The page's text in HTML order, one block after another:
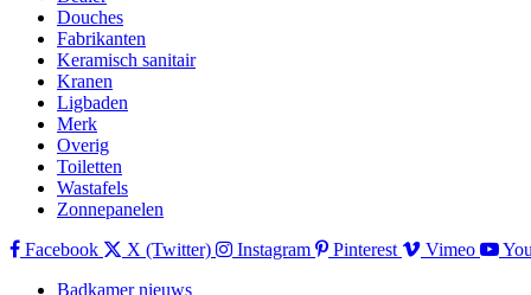
Douches
Fabrikanten
Keramisch sanitair
Kranen
Ligbaden
Merk
Overig
Toiletten
Wastafels
Zonnepanelen
Facebook
X (Twitter) Instagram Pinterest Vimeo
Badkamer nieuws